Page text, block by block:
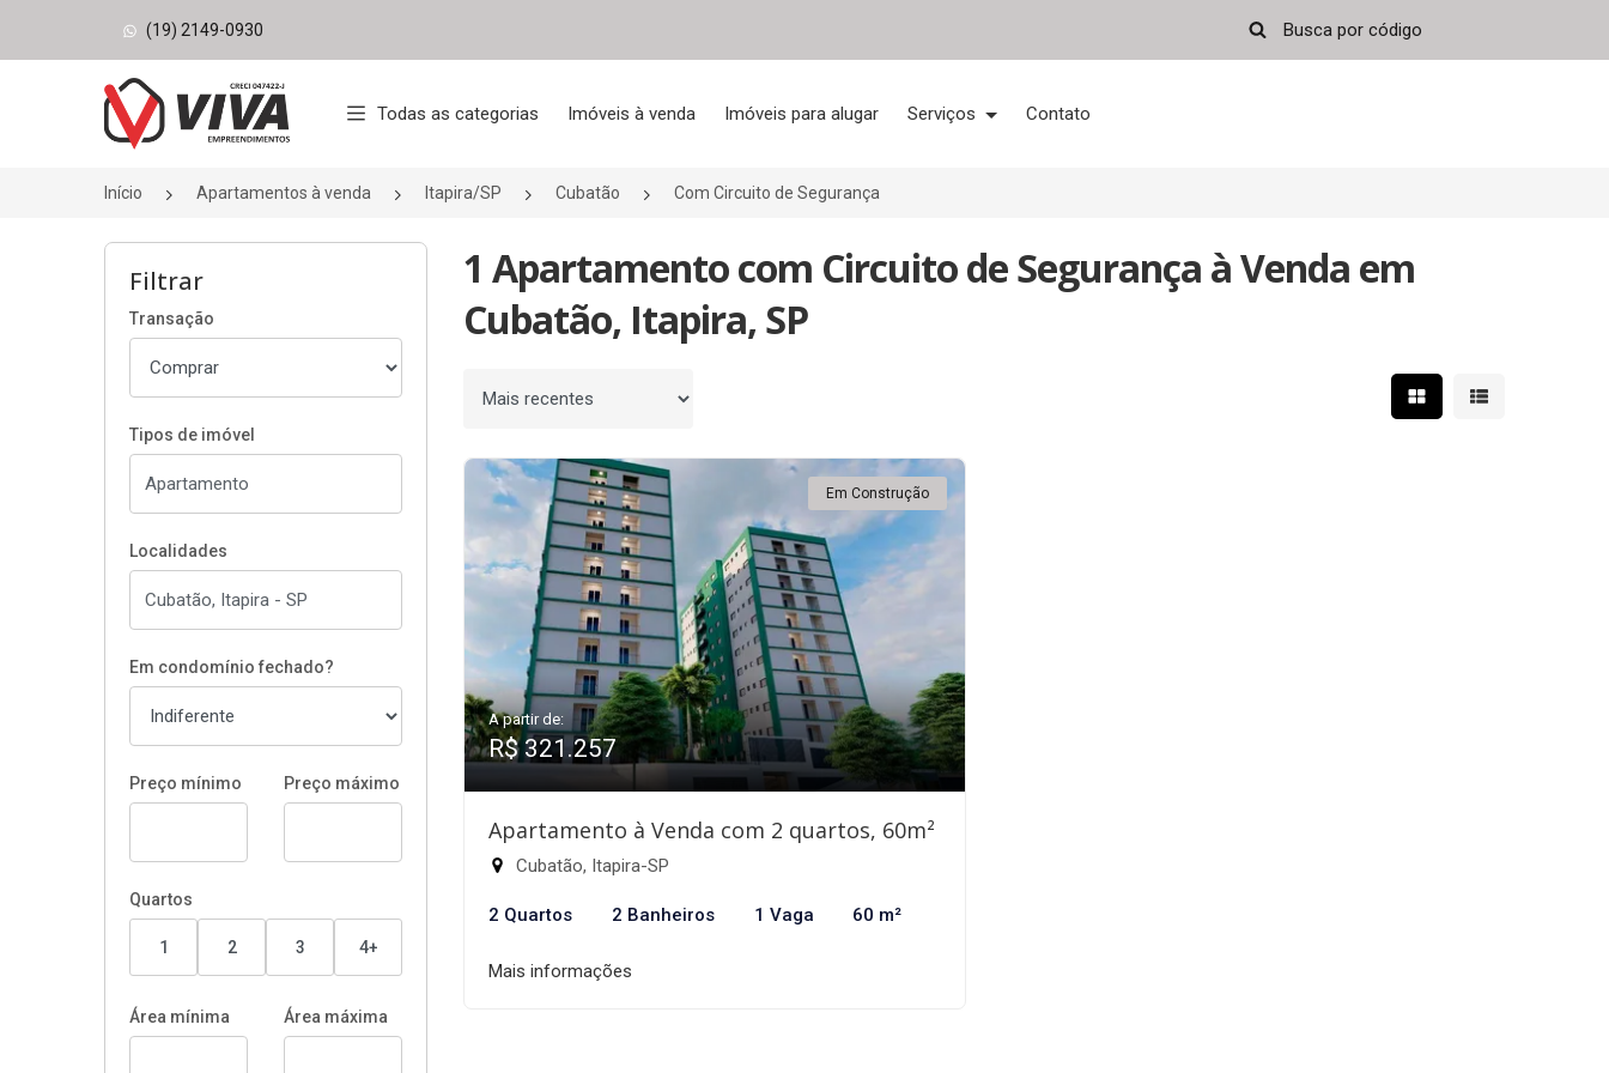
(19) 2149-0930
Página inicial
Todas as categorias Imóveis à venda Imóveis para alugar Serviços Contato
Início Apartamentos à venda Itapira/SP Cubatão Com Circuito de Segurança
Filtrar
Transação
Tipos de imóvel
Localidades
Em condomínio fechado?
Preço mínimo Preço máximo
Quartos
1 2 3 4+
Área mínima Área máxima
1 Apartamento com Circuito de Segurança à Venda em
Cubatão, Itapira, SP
Ordenar por Mostrar resultados em
Mostrar
Em Construção
A partir de:
R$ 321.257
Apartamento à Venda com 2 quartos, 60m²
Cubatão, Itapira-SP
2 Quartos 2 Banheiros 1 Vaga 60 m²
Mais informações